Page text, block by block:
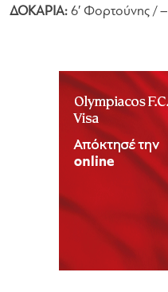
ΔΟΚΑΡΙΑ: 6′ Φορτούνης / –